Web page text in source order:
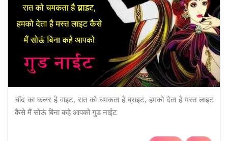
चाँद का कलर है वाइट, रात को चमकता है ब्राइट, हमको देता है मस्त लाइट
कैसे मैं सोऊं बिना कहे आपको गुड नाईट